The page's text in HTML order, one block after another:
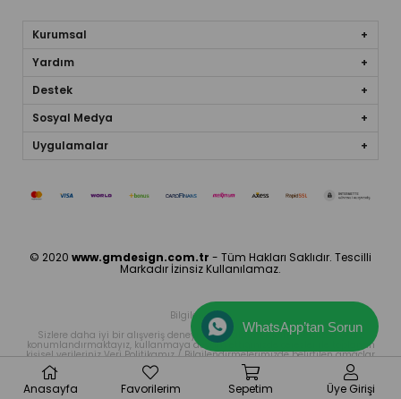
Kurumsal
Yardım
Destek
Sosyal Medya
Uygulamalar
© 2020 www.gmdesign.com.tr - Tüm Hakları Saklıdır. Tescilli
Markadır İzinsiz Kullanılamaz.
Bilgilendirme
Sizlere daha iyi bir alışveriş deneyimi sunabilmek icin sitemizde çerez
konumlandırmaktayız, kullanmaya devam ettiğinizde çerezler ile toplanan
kişisel verileriniz Veri Politikamız / Bilgilendirmelerimizde belirtilen amaçlar
ve yöntemlerle mevzuatına uygun olarak kullanılacaktır.
WhatsApp’tan Sorun
Anasayfa Favorilerim Sepetim Üye Girişi